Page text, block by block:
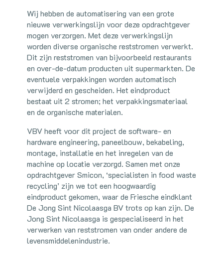
Wij hebben de automatisering van een grote
nieuwe verwerkingslijn voor deze opdrachtgever
mogen verzorgen. Met deze verwerkingslijn
worden diverse organische reststromen verwerkt.
Dit zijn reststromen van bijvoorbeeld restaurants
en over-de-datum producten uit supermarkten. De
eventuele verpakkingen worden automatisch
verwijderd en gescheiden. Het eindproduct
bestaat uit 2 stromen; het verpakkingsmateriaal
en de organische materialen.
VBV heeft voor dit project de software- en
hardware engineering, paneelbouw, bekabeling,
montage, installatie en het inregelen van de
machine op locatie verzorgd. Samen met onze
opdrachtgever Smicon, ‘specialisten in food waste
recycling’ zijn we tot een hoogwaardig
eindproduct gekomen, waar de Friesche eindklant
De Jong Sint Nicolaasga BV trots op kan zijn. De
Jong Sint Nicolaasga is gespecialiseerd in het
verwerken van reststromen van onder andere de
levensmiddelenindustrie.